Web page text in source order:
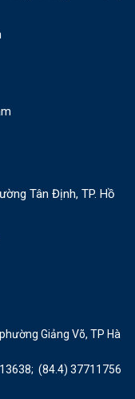
Tân Định, TP. Hồ
Giảng Võ, TP Hà
(84.4) 37711756